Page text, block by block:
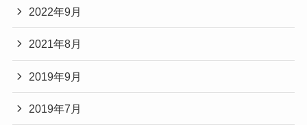
2022年9月
2021年8月
2019年9月
2019年7月